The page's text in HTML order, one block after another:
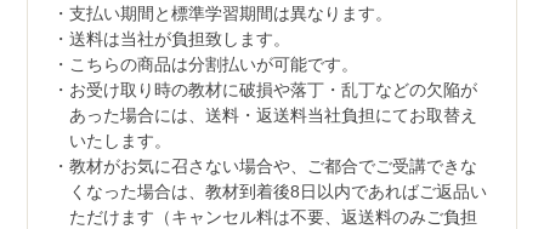
支払い期間と標準学習期間は異なります。
送料は当社が負担致します。
こちらの商品は分割払いが可能です。
お受け取り時の教材に破損や落丁・乱丁などの欠陥が
あった場合には、送料・返送料当社負担にてお取替え
いたします。
教材がお気に召さない場合や、ご都合でご受講できな
くなった場合は、教材到着後8日以内であればご返品い
ただけます（キャンセル料は不要、返送料のみご負担